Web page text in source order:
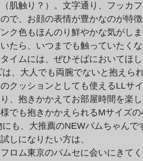
肌触り？）。文字通り、フッカフ
で、お顔の表情が豊かなのが特徴
ク色もほんのり鮮やかな気がしま
たら、いつまでも触っていたくな
イムには、ぜひそばにおいてほし
クッションとしても使えるLLサイ
、抱きかかえてお部屋時間を楽し
でも抱きかかえられるMサイズの
しになりたい方は、
ロム東京のバムセに会いにきてく